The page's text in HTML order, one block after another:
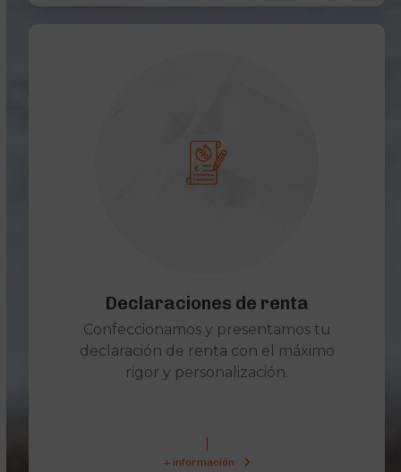
Declaraciones de renta
Confeccionamos y presentamos tu
declaración de renta con el máximo
rigor y personalización.
+ información